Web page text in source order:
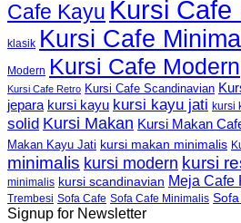
Cafe Kayu Kursi Cafe
klasik Kursi Cafe
Modern Kursi Cafe Modern
Kursi Cafe Retro Kursi Cafe Scandinavian
jepara kursi kayu kursi kayu jati kursi
solid Kursi Makan Kursi Makan
Makan Kayu Jati kursi makan minimalis
minimalis kursi modern kursi
minimalis kursi scandinavian Meja Cafe
Trembesi Sofa Cafe Sofa Cafe Minimalis
Signup for Newsletter